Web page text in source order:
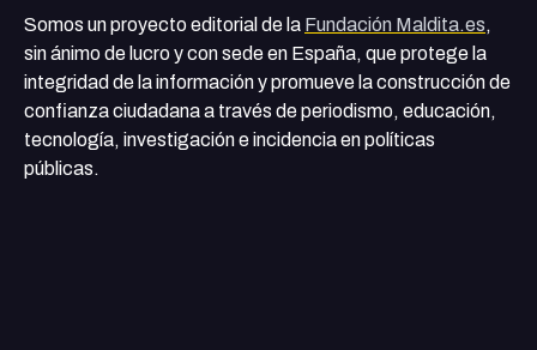
Somos un proyecto editorial de la Fundación Maldita.es,
sin ánimo de lucro y con sede en España, que protege la
integridad de la información y promueve la construcción de
confianza ciudadana a través de periodismo, educación,
tecnología, investigación e incidencia en políticas
públicas.